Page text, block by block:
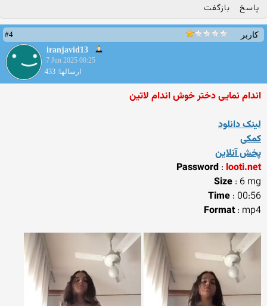
پاسخ بازگفت
کاربر
#4
iranjavid13
7 Jun 2025 00:25
ارسالها: 433
اندام نمایی دختر خوش اندام لاتین
لینک دانلود
کمکی
پخش آنلاین
Password : looti.net
Size : 6 mg
Time : 00:56
Format: mp4